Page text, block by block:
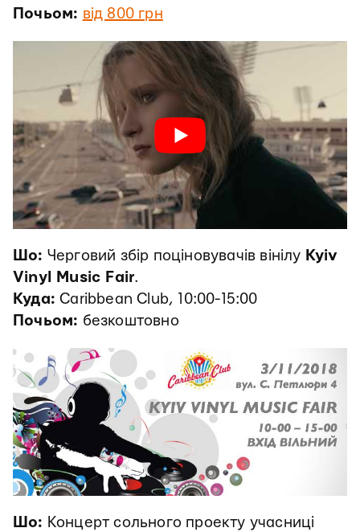
Почьом: від 800 грн
Шо: Черговий збір поціновувачів вінілу Kyiv
Vinyl Music Fair.
Куда:Caribbean Club, 10:00-15:00
Почьом: безкоштовно
Шо: Концерт сольного проекту учасниці